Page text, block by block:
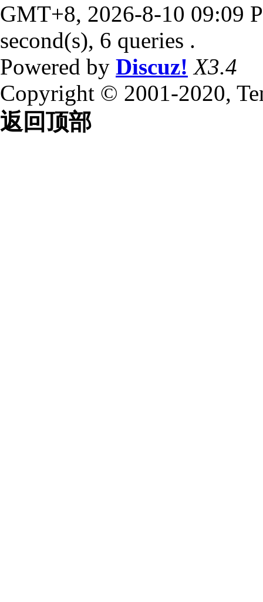
GMT+8, 2026-8-10 09:09
second(s), 6 queries .
Powered by Discuz! X3.4
Copyright © 2001-2020,
返回顶部